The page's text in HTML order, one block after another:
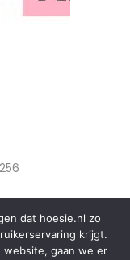
dat hoesie.nl zo
krijgt.
website, gaan we er